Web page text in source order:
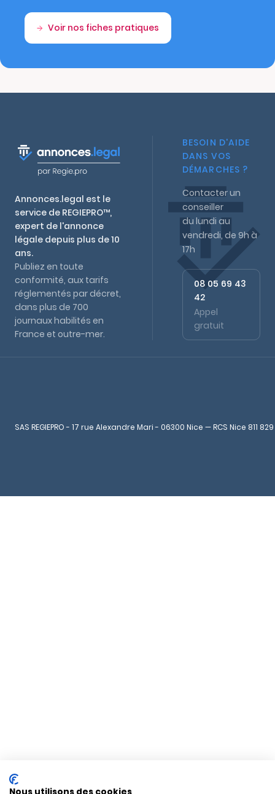
Voir nos fiches pratiques
Annonces.legal est le
service de REGIEPRO™,
expert de l'annonce
légale depuis plus de 10
ans.
Publiez en toute
conformité, aux tarifs
réglementés par décret,
dans plus de 700
journaux habilités en
France et outre-mer.
BESOIN D'AIDE
DANS VOS
DÉMARCHES ?
Contacter un
conseiller
du lundi au
vendredi, de 9h à
17h
08 05 69 43
42
Appel
gratuit
SAS REGIEPRO - 17 rue Alexandre Mari - 06300 Nice — RCS Nice 811